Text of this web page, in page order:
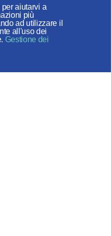
per aiutarvi a
più
ad utilizzare il
all'uso dei
Gestione dei